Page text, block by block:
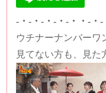
-・-・-・-・-・・-・-
ウチナーナンバー
見てない方も、見た